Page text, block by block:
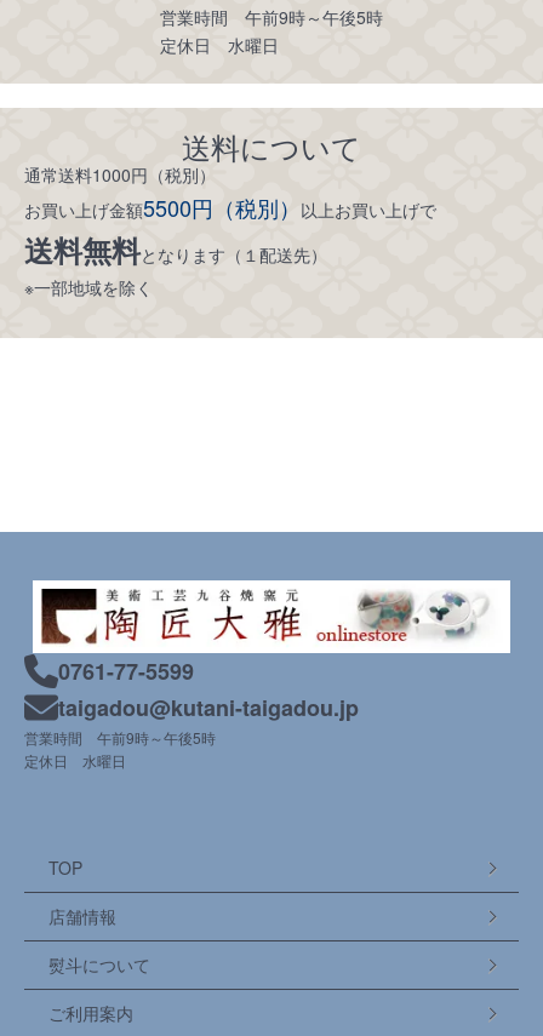
営業時間 午前9時～午後5時
定休日 水曜日
送料について
通常送料1000円（税別）
お買い上げ金額5500円（税別） 以上お買い上げで
送料無料となります（１配送先）
※一部地域を除く
0761-77-5599
taigadou@kutani-taigadou.jp
営業時間 午前9時～午後5時
定休日 水曜日
TOP
店舗情報
熨斗について
ご利用案内